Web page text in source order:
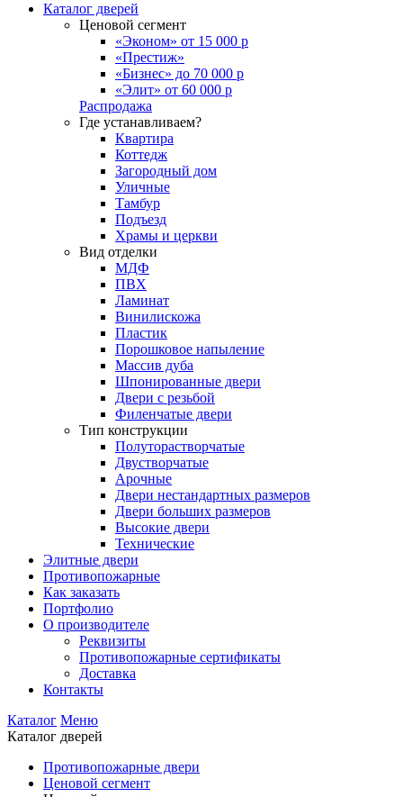
Каталог дверей
Ценовой сегмент
«Эконом» от 15 000 р
«Престиж»
«Бизнес» до 70 000 р
«Элит» от 60 000 р
Распродажа
Где устанавливаем?
Квартира
Коттедж
Загородный дом
Уличные
Тамбур
Подъезд
Храмы и церкви
Вид отделки
МДФ
ПВХ
Ламинат
Винилискожа
Пластик
Порошковое напыление
Массив дуба
Шпонированные двери
Двери с резьбой
Филенчатые двери
Тип конструкции
Полуторастворчатые
Двустворчатые
Арочные
Двери нестандартных размеров
Двери больших размеров
Высокие двери
Технические
Элитные двери
Противопожарные
Как заказать
Портфолио
О производителе
Реквизиты
Противопожарные сертификаты
Доставка
Контакты
Каталог Меню
Каталог дверей
Противопожарные двери
Ценовой сегмент